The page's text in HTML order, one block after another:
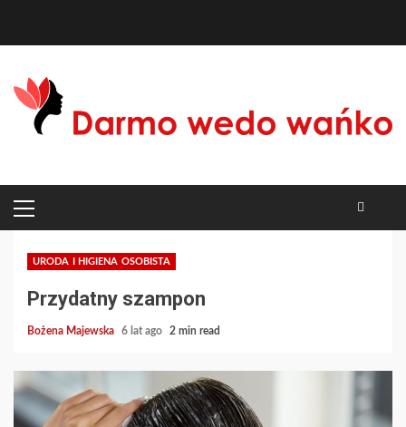
content
PRIMARY
MENU
URODA I HIGIENA OSOBISTA
Przydatny szampon
Bożena Majewska 6 lat ago 2 min read